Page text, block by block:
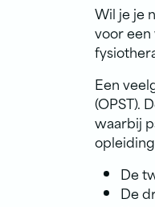
Wil je je
voor
Een
(OPST).
waarbij
De
De